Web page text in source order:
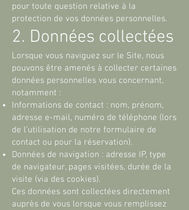
pour toute question relative à la
protection de vos données personnelles.
2. Données collectées
Lorsque vous naviguez sur le Site, nous
pouvons être amenés à collecter certaines
données personnelles vous concernant,
notamment :
Informations de contact : nom, prénom,
adresse e-mail, numéro de téléphone (lors
de l’utilisation de notre formulaire de
contact ou pour la réservation).
Données de navigation : adresse IP, type
de navigateur, pages visitées, durée de la
visite (via des cookies).
Ces données sont collectées directement
auprès de vous lorsque vous remplissez